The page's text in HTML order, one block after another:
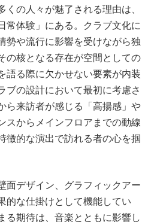
の人々が魅了される理由は、
体験」にある。 クラブ文化に
勢や流行に影響を受けながら独
の核となる存在が空間としての
語る際に欠かせない要素が内装
ブの設計において最初に考慮さ
ら来訪者が感じる「高揚感」や
スからメインフロアまでの動線
徴的な演出で訪れる者の心を掴
面デザイン、グラフィックアー
的な仕掛けとして機能してい
る期待は、音楽とともに影響し